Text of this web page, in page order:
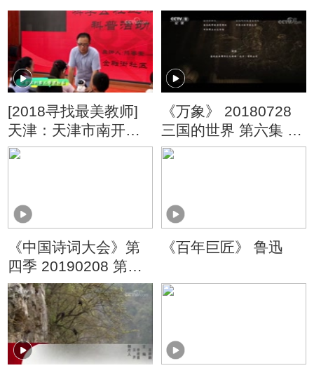
[2018寻找最美教师]
天津：天津市南开区
科技实验小学 熊春奎
《万象》 20180728
三国的世界 第六集 良
史演义共三国
《中国诗词大会》第
四季 20190208 第四
场
《百年巨匠》 鲁迅